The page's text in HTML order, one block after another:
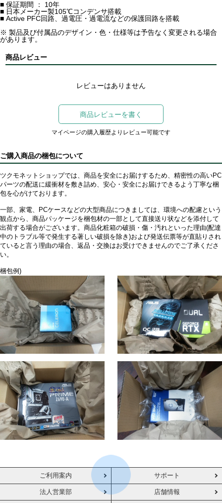
■ 保証期間 ： 10年
■ 日本メーカー製105℃コンデンサ搭載
■ Active PFC回路、過電圧・過電流などの保護回路を搭載
※ 製品及び付属品のデザイン・色・仕様等は予告なく変更される場合
があります。
商品レビュー
レビューはありません
商品レビューを書く
マイページの購入履歴よりレビュー可能です
ご購入商品の梱包について
ツクモネットショップでは、商品を安全にお届けするため、精密性の高いPC
パーツの配送に緩衝材を敷き詰め、安心・安全にお届けできるよう丁寧な梱
包を心がけております。
一部、家電、PCケースなどの大型商品につきましては、環境への配慮という
観点から、商品パッケージを梱包材の一部として直接送り状などを添付して
出荷する場合がございます。商品化粧箱の破損・傷・汚れといった理由(配達
中のトラブル等で発生する著しい破損を除き)および発送伝票等が直貼りされ
ていると言う理由の場合、返品・交換はお受けできませんのでご了承くださ
い。
梱包例)
ご利用案内 サポート
法人営業部 店舗情報